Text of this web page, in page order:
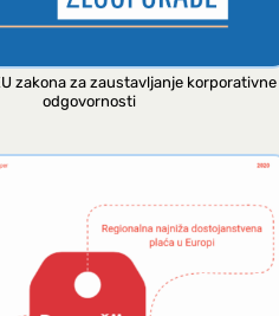
zakona za zaustavljanje korporativne
odgovornosti